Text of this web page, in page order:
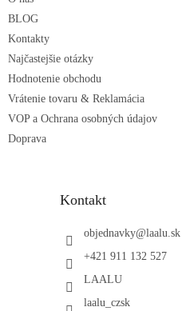
BLOG
Kontakty
Najčastejšie otázky
Hodnotenie obchodu
Vrátenie tovaru & Reklamácia
VOP a Ochrana osobných údajov
Doprava
Kontakt
objednavky@laalu.sk
+421 911 132 527
LAALU
laalu_czsk